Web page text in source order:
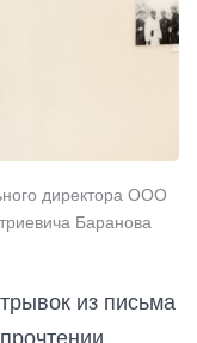
директора ООО
Баранова
из письма